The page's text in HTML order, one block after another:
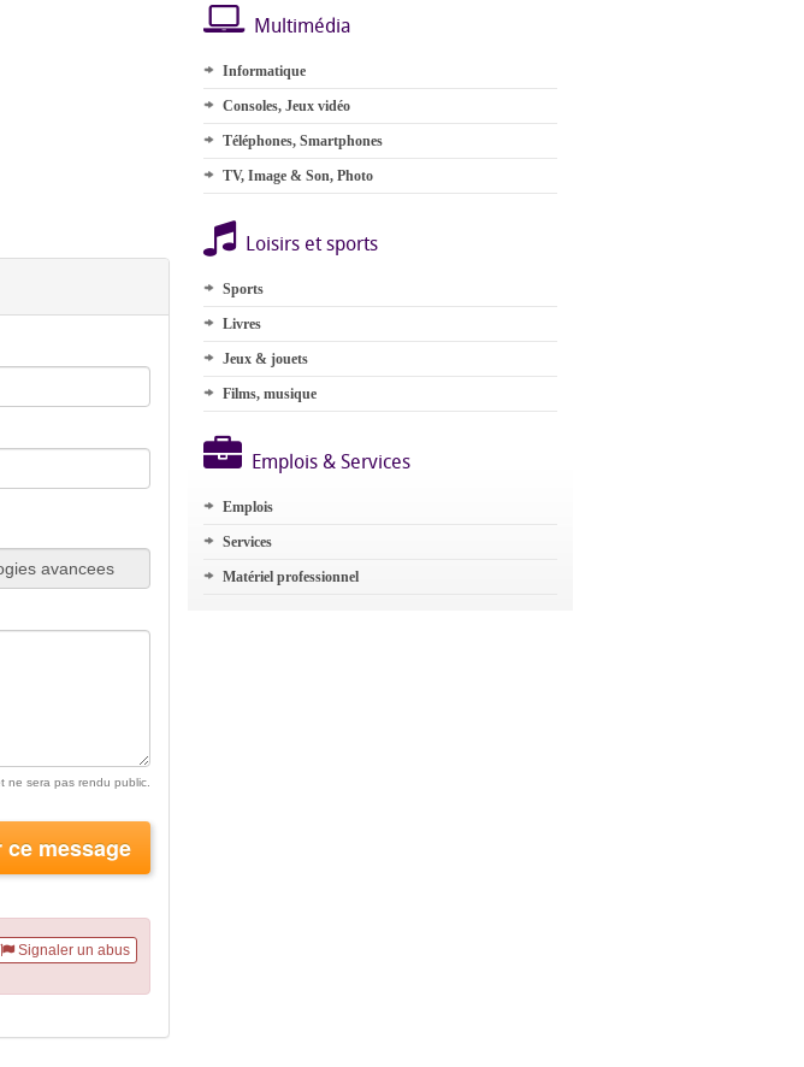
ne sera pas rendu public.
ce message
Signaler un abus
Multimédia
Informatique
Consoles, Jeux vidéo
Téléphones, Smartphones
TV, Image & Son, Photo
Loisirs et sports
Sports
Livres
Jeux & jouets
Films, musique
Emplois & Services
Emplois
Services
Matériel professionnel